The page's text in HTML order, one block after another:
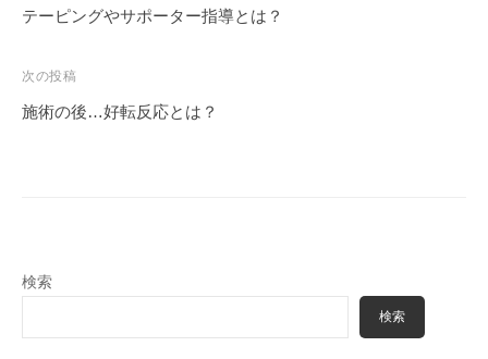
稿
ビ
ゲ
テーピングやサポーター指導とは？
次の投稿
施術の後…好転反応とは？
検索
検索